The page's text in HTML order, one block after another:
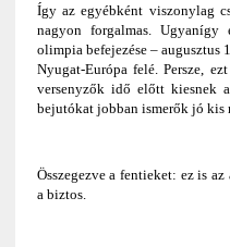
Így az egyébként viszonylag
nagyon forgalmas.
olimpia befejezése – augusztus
Nyugat-Európa felé. Persze,
versenyzők idő előtt kiesnek
bejutókat jobban ismerők jó kis
Összegezve a fentieket: ez is
a biztos.